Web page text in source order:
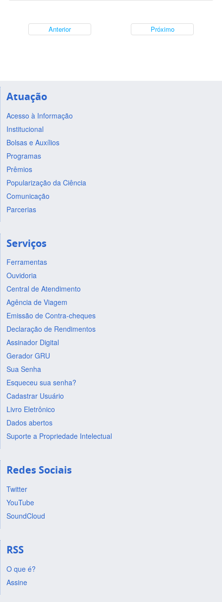
Anterior Próximo
Atuação
Acesso à Informação
Institucional
Bolsas e Auxílios
Programas
Prêmios
Popularização da Ciência
Comunicação
Parcerias
Serviços
Ferramentas
Ouvidoria
Central de Atendimento
Agência de Viagem
Emissão de Contra-cheques
Declaração de Rendimentos
Assinador Digital
Gerador GRU
Sua Senha
Esqueceu sua senha?
Cadastrar Usuário
Livro Eletrônico
Dados abertos
Suporte a Propriedade Intelectual
Redes Sociais
Twitter
YouTube
SoundCloud
RSS
O que é?
Assine